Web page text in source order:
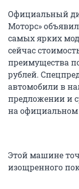
Официальный
Моторс»
самых ярких
сейчас
преимущества
рублей.
автомобили в
предложении и
на официальном
Этой машине
изощренного